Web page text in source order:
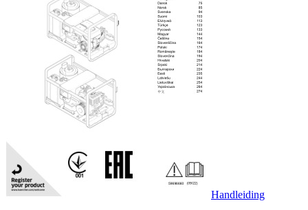
Handleiding